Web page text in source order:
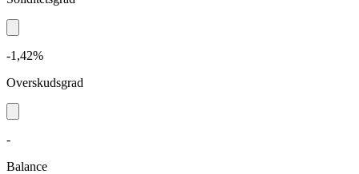
-1,42%
Overskudsgrad
-
Balance